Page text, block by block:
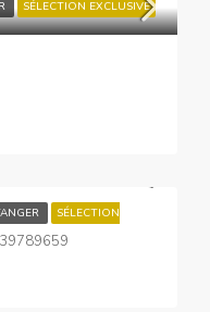
SÉLECTION EXCLUSIVE
SÉLECTION